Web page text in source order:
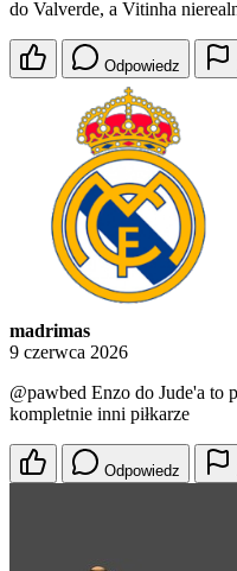
do Valverde, a Vitinha
Odpowiedz
madrimas
9 czerwca 2026
@pawbed Enzo do Jude'a to
kompletnie inni piłkarze
Odpowiedz